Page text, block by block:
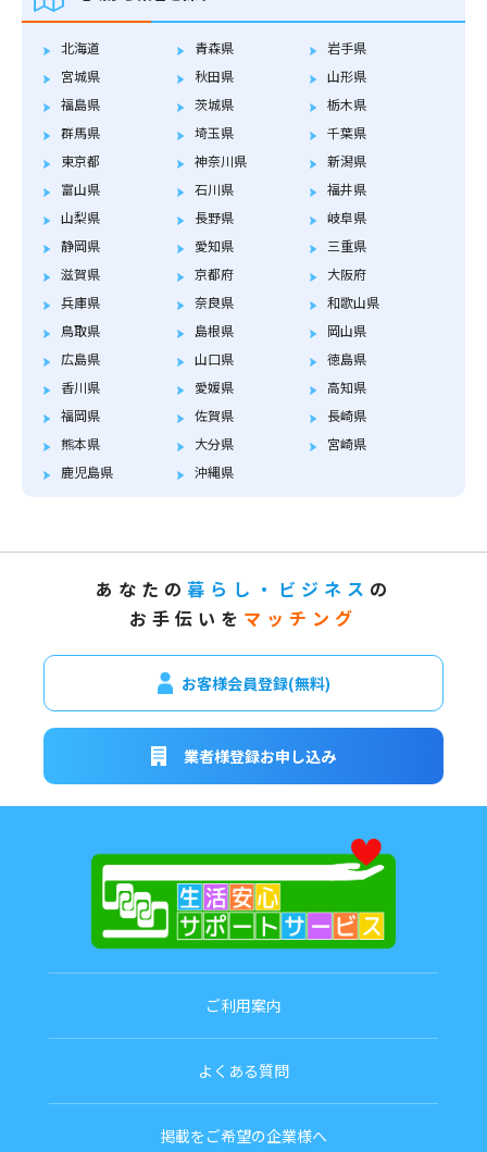
北海道 青森県
岩手県
宮城県
秋田県
山形県
福島県
茨城県
栃木県
群馬県
埼玉県
千葉県
東京都
神奈川県
新潟県
富山県
石川県
福井県
山梨県
長野県
岐阜県
静岡県
愛知県
三重県
滋賀県
京都府
大阪府
兵庫県
奈良県
和歌山県
鳥取県
島根県
岡山県
広島県
山口県
徳島県
香川県
愛媛県
高知県
福岡県
佐賀県
長崎県
熊本県
大分県
宮崎県
鹿児島県
沖縄県
あなたの 暮らし・ビジネス の
お手伝いを マッチング
お客様会員登録(無料)
業者様登録お申し込み
ご利用案内
よくある質問
掲載をご希望の企業様へ